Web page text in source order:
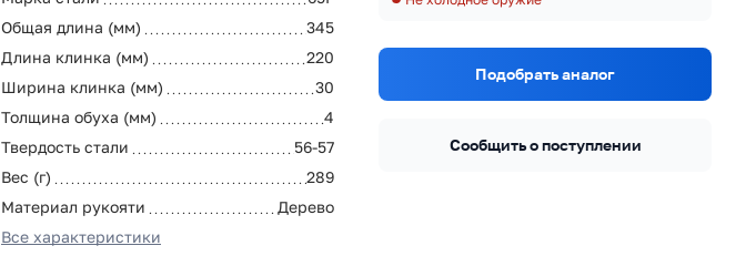
Общая длина (мм)
345
Длина клинка (мм)
220
Ширина клинка (мм)
30
Толщина обуха (мм)
4
Твердость стали
56-57
Вес (г)
289
Материал рукояти
Дерево
Все характеристики
Подобрать аналог
Сообщить о поступлении